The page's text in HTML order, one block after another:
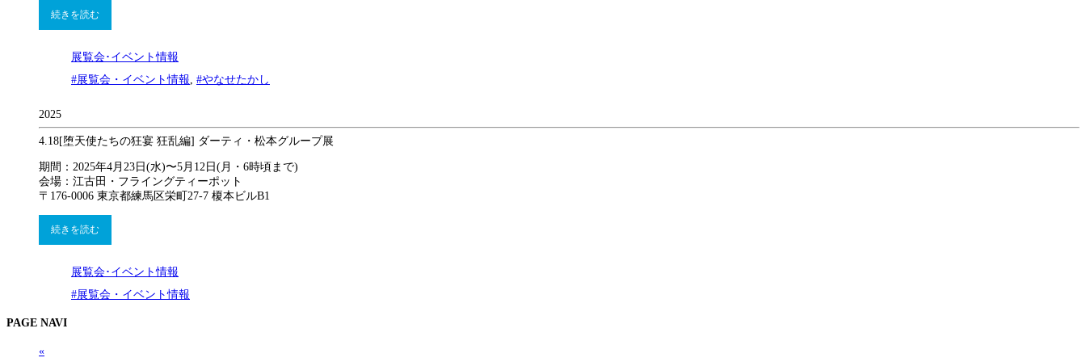
続きを読む
展覧会･イベント情報
#展覧会・イベント情報 #やなせたかし
2025
4.18[堕天使たちの狂宴 狂乱編] ダーティ・松本グループ展
期間：2025年4月23日(水)〜5月12日(月・6時頃まで)
会場：江古田・フライングティーポット
〒176-0006 東京都練馬区栄町27-7 榎本ビルB1
続きを読む
展覧会･イベント情報
#展覧会・イベント情報
PAGE NAVI
«